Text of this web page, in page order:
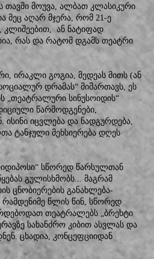
თავში მოუვა, ალბათ კლასიკური
მეც აღარ მჯერა, რომ 21-ე
კლიშეებით, ან ნატიფად
რას და რატომ დგამს თეატრი
ირაკლი გოგია, მედეას მითს (ან
დრამას“ მიმართავს, ეს
„თეატრალური სინუსოიდის“
წარმოდგენები,
იცვლება და ნადგურდება,
ტანჯული მეხსიერება დღეს
სწორედ წარსულთან
გულისხმობს... მაგრამ
ცნობიერების განახლება-
რამდენიმე წლის წინ, სწორედ
თეატრალებს „ბრეხტი
სახანძრო კიბით ასვლას და
ცხადია, კონცეფციიდან